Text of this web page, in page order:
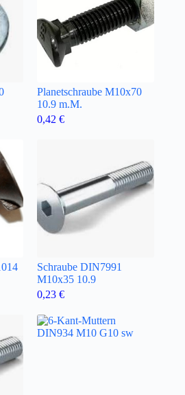
Planetschraube M10x70
10.9 m.M.
0,42 €
Schraube DIN7991
M10x35 10.9
0,23 €